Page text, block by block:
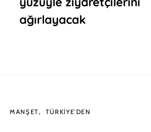
ağırlayacak
MANŞET TÜRKIYE'DEN